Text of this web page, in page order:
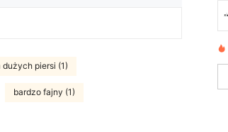
piersi (1)
bardzo fajny (1)